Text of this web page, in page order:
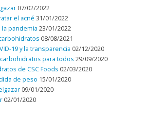
07/02/2022
el acné 31/01/2022
la pandemia 23/01/2022
08/08/2021
19 y la transparencia 02/12/2020
para todos 29/09/2020
de CSC Foods 02/03/2020
de peso 15/01/2020
09/01/2020
02/01/2020